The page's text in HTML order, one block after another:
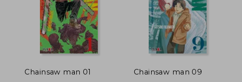
Chainsaw man 01 Chainsaw man 09